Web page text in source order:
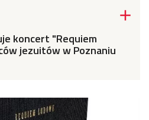

koncert "Requiem
jezuitów w Poznaniu